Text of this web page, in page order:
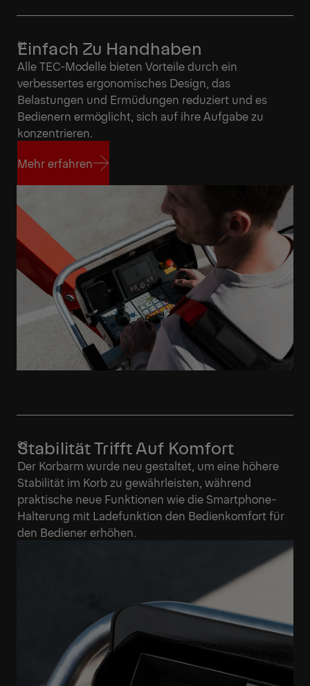
Einfach Zu Handhaben
Alle TEC-Modelle bieten Vorteile durch ein
verbessertes ergonomisches Design, das
Belastungen und Ermüdungen reduziert und es
Bedienern ermöglicht, sich auf ihre Aufgabe zu
konzentrieren.
Mehr erfahren
Mehr erfahren
Stabilität Trifft Auf Komfort
Der Korbarm wurde neu gestaltet, um eine höhere
Stabilität im Korb zu gewährleisten, während
praktische neue Funktionen wie die Smartphone-
Halterung mit Ladefunktion den Bedienkomfort für
den Bediener erhöhen.